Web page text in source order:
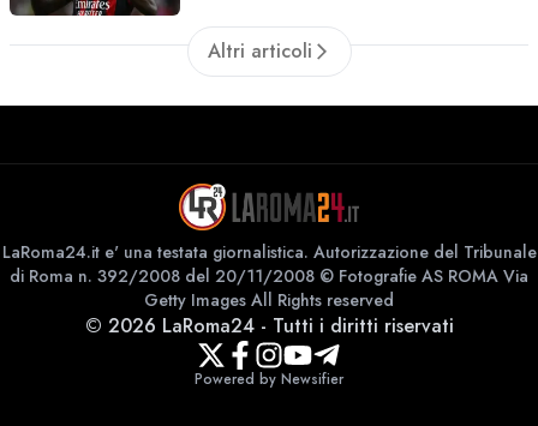
Altri articoli
LaRoma24.it e' una testata giornalistica. Autorizzazione del Tribunale
di Roma n. 392/2008 del 20/11/2008 © Fotografie AS ROMA Via
Getty Images All Rights reserved
© 2026 LaRoma24- Tutti i diritti riservati
Powered by Newsifier